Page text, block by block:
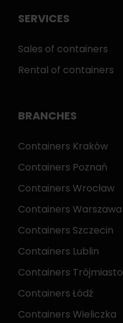
SERVICES
Sales of containers
Rental of containers
BRANCHES
Containers Kraków
Containers Poznań
Containers Wrocław
Containers Warszawa
Containers Szczecin
Containers Lublin
Containers Trójmiasto
Containers Łódź
Containers Wieliczka